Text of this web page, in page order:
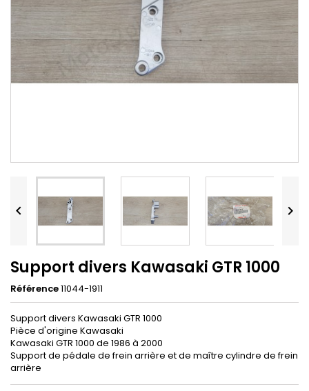
 
Support divers Kawasaki GTR 1000
Référence11044-1911
Support divers Kawasaki GTR 1000
Pièce d'origine Kawasaki
Kawasaki GTR 1000 de 1986 à 2000
Support de pédale de frein arrière et de maître cylindre de frein
arrière